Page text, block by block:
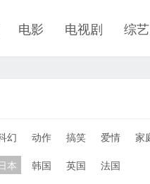
电影 电视剧 综艺
幻 动作 搞笑 爱情 家
本 韩国 英国
法国